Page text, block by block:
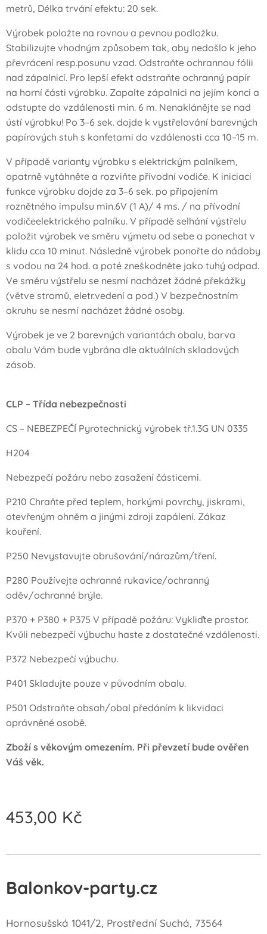
metrů, Délka trvání efektu: 20 sek.
Výrobek položte na rovnou a pevnou podložku.
Stabilizujte vhodným způsobem tak, aby nedošlo k jeho
převrácení resp.posunu vzad. Odstraňte ochrannou fólii
nad zápalnicí. Pro lepší efekt odstraňte ochranný papír
na horní části výrobku. Zapalte zápalnici na jejím konci a
odstupte do vzdálenosti min. 6 m. Nenaklánějte se nad
ústí výrobku! Po 3–6 sek. dojde k vystřelování barevných
papírových stuh s konfetami do vzdálenosti cca 10–15 m.
V případě varianty výrobku s elektrickým palníkem,
opatrně vytáhněte a rozviňte přívodní vodiče. K iniciaci
funkce výrobku dojde za 3–6 sek. po připojením
roznětného impulsu min.6V (1 A)/ 4 ms. / na přívodní
vodičeelektrického palníku. V případě selhání výstřelu
položit výrobek ve směru výmetu od sebe a ponechat v
klidu cca 10 minut. Následně výrobek ponořte do nádoby
s vodou na 24 hod. a poté zneškodněte jako tuhý odpad.
Ve směru výstřelu se nesmí nacházet žádné překážky
(větve stromů, eletr.vedení a pod.) V bezpečnostním
okruhu se nesmí nacházet žádné osoby.
Výrobek je ve 2 barevných variantách obalu, barva
obalu Vám bude vybrána dle aktuálních skladových
zásob.
CLP – Třída nebezpečnosti
CS – NEBEZPEČÍ Pyrotechnický výrobek tř.1.3G UN 0335
H204
Nebezpečí požáru nebo zasažení částicemi.
P210 Chraňte před teplem, horkými povrchy, jiskrami,
otevřeným ohněm a jinými zdroji zapálení. Zákaz
kouření.
P250 Nevystavujte obrušování/ná­razům/tření.
P280 Používejte ochranné rukavice/ochranný
oděv/ochranné brý­le.
P370 + P380 + P375 V případě požáru: Vykliďte prostor.
Kvůli nebezpečí výbuchu haste z dostatečné vzdálenosti.
P372 Nebezpečí výbuchu.
P401 Skladujte pouze v původním obalu.
P501 Odstraňte obsah/obal předáním k likvidaci
oprávněné osobě.
Zboží s věkovým omezením. Při převzetí bude ověřen
Váš věk.
453,00 Kč
Balonkov-party.cz
Hornosušská 1041/2, Prostřední Suchá, 73564